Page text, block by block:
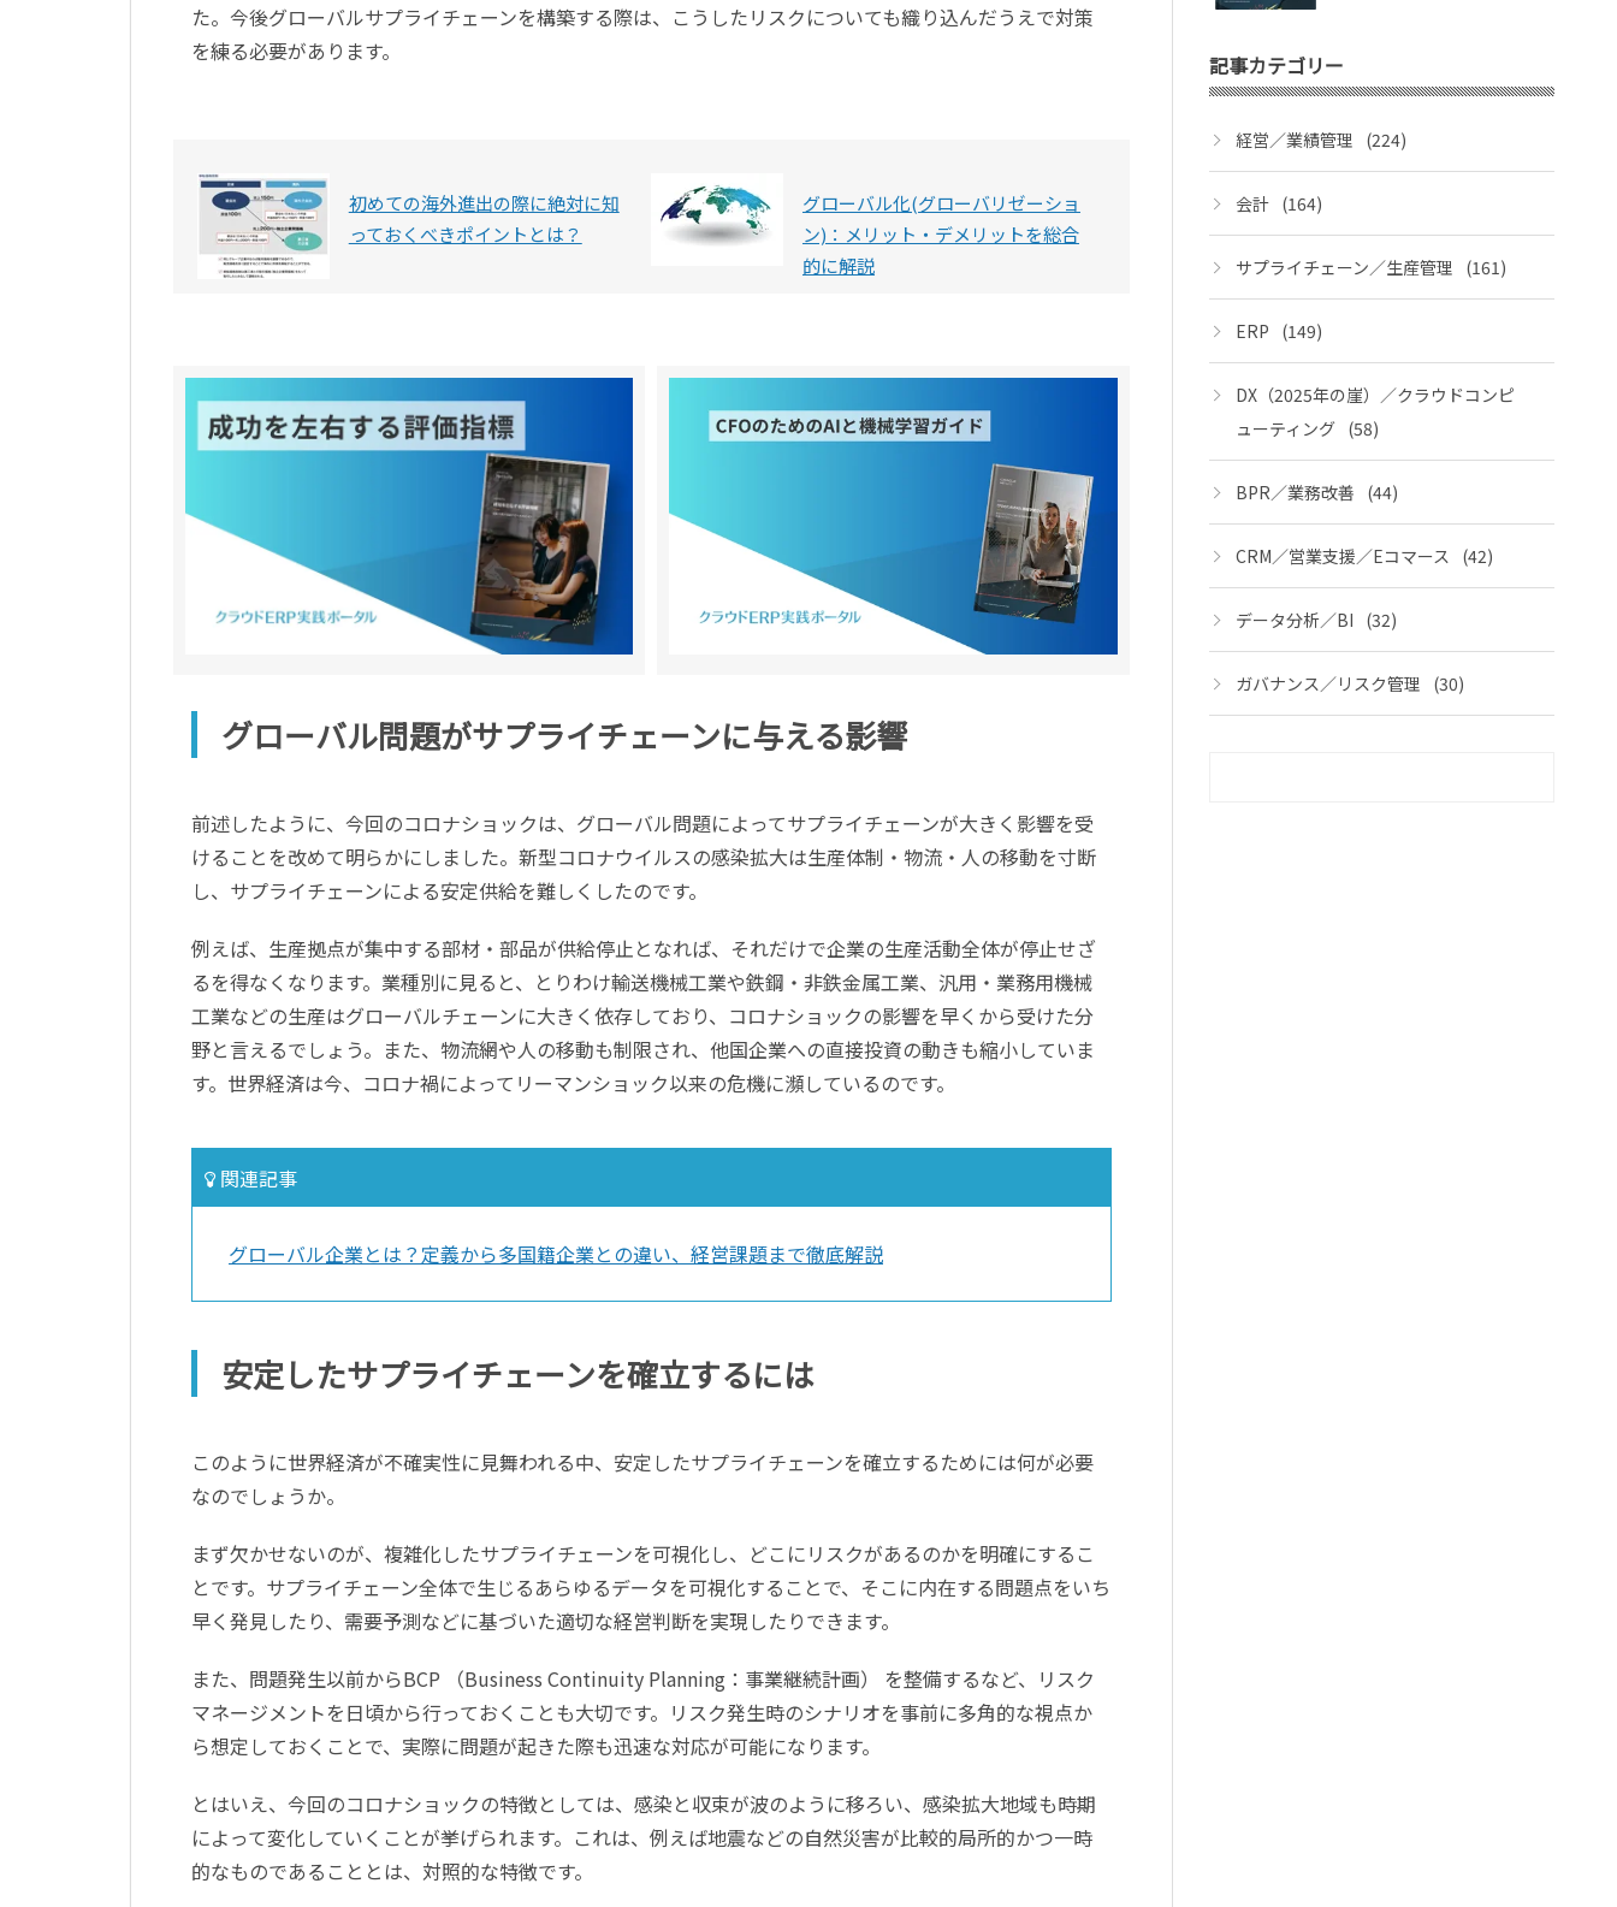
た。今後グローバルサプライチェーンを構築する際は、こうしたリスクについても織り込んだうえで対策
を練る必要があります。
初めての海外進出の際に絶対に知
っておくべきポイントとは？
グローバル化(グローバリゼーショ
ン)：メリット・デメリットを総合
的に解説
グローバル問題がサプライチェーンに与える影響
前述したように、今回のコロナショックは、グローバル問題によってサプライチェーンが大きく影響を受
けることを改めて明らかにしました。新型コロナウイルスの感染拡大は生産体制・物流・人の移動を寸断
し、サプライチェーンによる安定供給を難しくしたのです。
例えば、生産拠点が集中する部材・部品が供給停止となれば、それだけで企業の生産活動全体が停止せざ
るを得なくなります。業種別に見ると、とりわけ輸送機械工業や鉄鋼・非鉄金属工業、汎用・業務用機械
工業などの生産はグローバルチェーンに大きく依存しており、コロナショックの影響を早くから受けた分
野と言えるでしょう。また、物流網や人の移動も制限され、他国企業への直接投資の動きも縮小していま
す。世界経済は今、コロナ禍によってリーマンショック以来の危機に瀕しているのです。
関連記事
グローバル企業とは？定義から多国籍企業との違い、経営課題まで徹底解説
安定したサプライチェーンを確立するには
このように世界経済が不確実性に見舞われる中、安定したサプライチェーンを確立するためには何が必要
なのでしょうか。
まず欠かせないのが、複雑化したサプライチェーンを可視化し、どこにリスクがあるのかを明確にするこ
とです。サプライチェーン全体で生じるあらゆるデータを可視化することで、そこに内在する問題点をいち
早く発見したり、需要予測などに基づいた適切な経営判断を実現したりできます。
また、問題発生以前からBCP （Business Continuity Planning：事業継続計画） を整備するなど、リスク
マネージメントを日頃から行っておくことも大切です。リスク発生時のシナリオを事前に多角的な視点か
ら想定しておくことで、実際に問題が起きた際も迅速な対応が可能になります。
とはいえ、今回のコロナショックの特徴としては、感染と収束が波のように移ろい、感染拡大地域も時期
によって変化していくことが挙げられます。これは、例えば地震などの自然災害が比較的局所的かつ一時
的なものであることとは、対照的な特徴です。
記事カテゴリー
経営／業績管理 (224)
会計 (164)
サプライチェーン／生産管理 (161)
ERP (149)
DX（2025年の崖）／クラウドコンピ
ューティング (58)
BPR／業務改善 (44)
CRM／営業支援／Eコマース (42)
データ分析／BI (32)
ガバナンス／リスク管理 (30)